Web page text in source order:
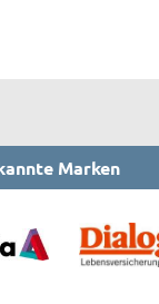
Marken